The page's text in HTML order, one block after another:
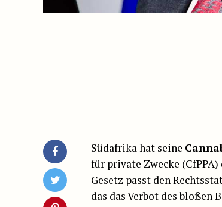
Südafrika hat seine
für private Zwecke
Gesetz passt den
das das Verbot des bloßen